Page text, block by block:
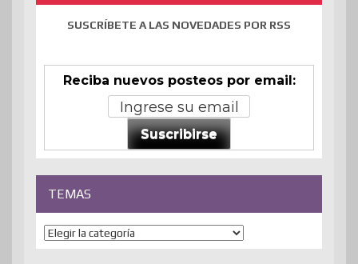
SUSCRÍBETE A LAS NOVEDADES POR RSS
Reciba nuevos posteos por email:
Suscribirse
TEMAS
Temas